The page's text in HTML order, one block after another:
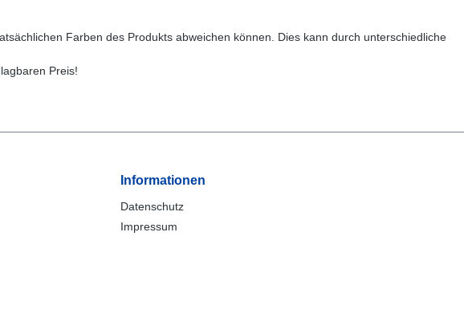
Farben des Produkts abweichen können. Dies kann durch unterschiedliche
Preis!
Informationen
Datenschutz
Impressum